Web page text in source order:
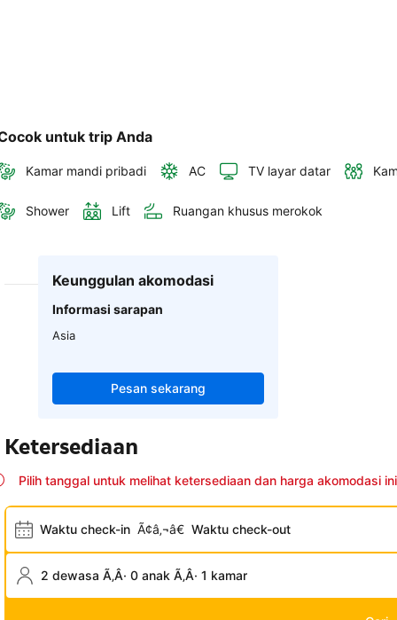
untuk trip Anda
Kamar mandi pribadi AC TV layar datar
Shower Lift Ruangan khusus merokok
Keunggulan akomodasi
Informasi sarapan
Asia
Pesan sekarang
Ketersediaan
Pilih tanggal untuk melihat ketersediaan dan harga akomodasi ini
Waktu check-in Ã¢â‚¬â€ Waktu check-out
2 dewasa Ã‚Â· 0 anak Ã‚Â· 1 kamar